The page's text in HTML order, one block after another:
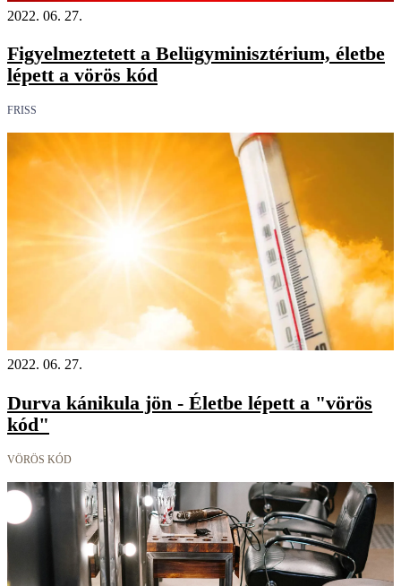
2022. 06. 27.
Figyelmeztetett a Belügyminisztérium, életbe
lépett a vörös kód
FRISS
2022. 06. 27.
Durva kánikula jön - Életbe lépett a "vörös
kód"
VÖRÖS KÓD